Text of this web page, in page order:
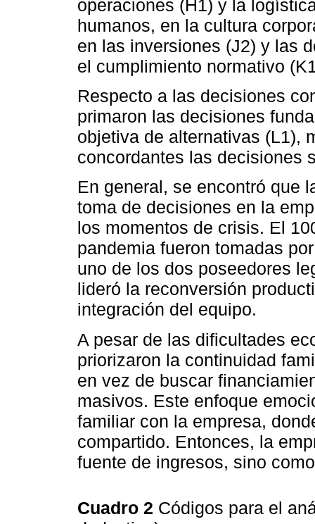
operaciones (H1) y la
humanos, en la cultura
en las inversiones (J2) y las
el cumplimiento normativo
Respecto a las decisiones
primaron las decisiones
objetiva de alternativas (L1),
concordantes las decisiones
En general, se encontró que
toma de decisiones en la
los momentos de crisis. El
pandemia fueron tomadas
uno de los dos poseedores
lideró la reconversión
integración del equipo.
A pesar de las dificultades
priorizaron la continuidad
en vez de buscar
masivos. Este enfoque
familiar con la empresa,
compartido. Entonces, la
fuente de ingresos, sino
Cuadro 2 Códigos para el